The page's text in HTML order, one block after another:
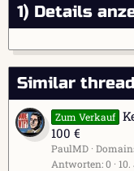
1) Details
Similar
Zum Verkauf
100 €
PaulMD
Antworten 0